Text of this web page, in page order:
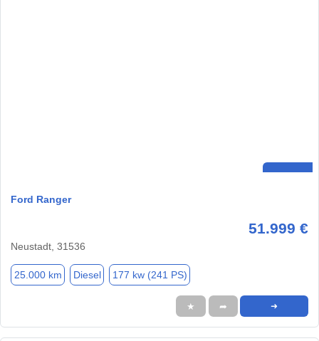
Ford Ranger
51.999 €
Neustadt, 31536
25.000 km Diesel 177 kw (241 PS)
★ ➦ ➜